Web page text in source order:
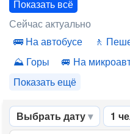
Показать всё
Сейчас актуально
На автобусе
Горы
На
Показать ещё
Выбрать дату 1